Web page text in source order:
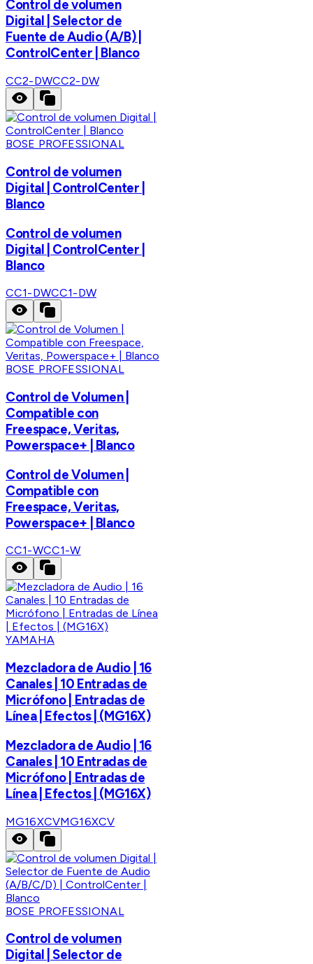
Control de volumen
Digital | Selector de
Fuente de Audio (A/B) |
ControlCenter | Blanco
CC2-DWCC2-DW
BOSE PROFESSIONAL
Control de volumen
Digital | ControlCenter |
Blanco
Control de volumen
Digital | ControlCenter |
Blanco
CC1-DWCC1-DW
BOSE PROFESSIONAL
Control de Volumen |
Compatible con
Freespace, Veritas,
Powerspace+ | Blanco
Control de Volumen |
Compatible con
Freespace, Veritas,
Powerspace+ | Blanco
CC1-WCC1-W
YAMAHA
Mezcladora de Audio | 16
Canales | 10 Entradas de
Micrófono | Entradas de
Línea | Efectos | (MG16X)
Mezcladora de Audio | 16
Canales | 10 Entradas de
Micrófono | Entradas de
Línea | Efectos | (MG16X)
MG16XCVMG16XCV
BOSE PROFESSIONAL
Control de volumen
Digital | Selector de